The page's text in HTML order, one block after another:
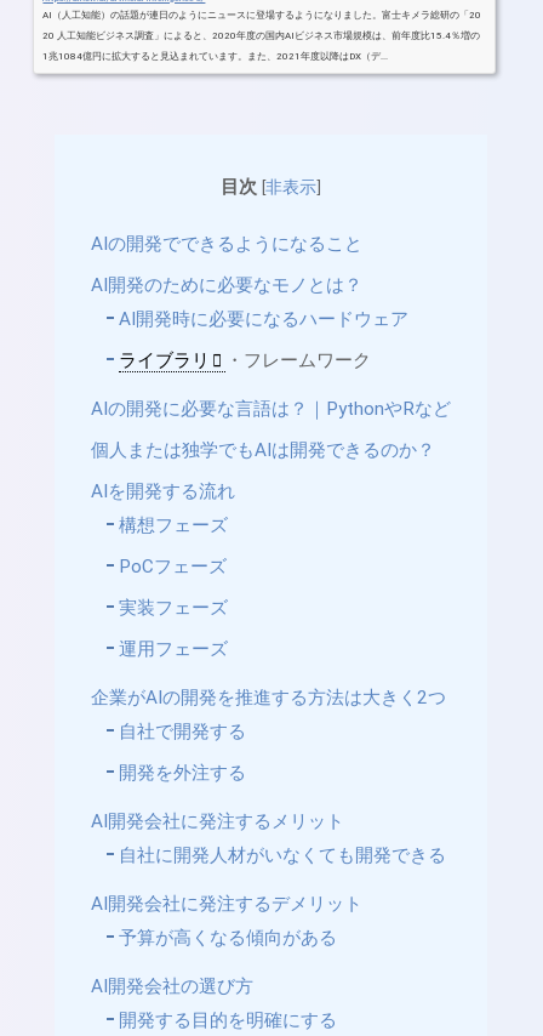
AI（人工知能）の話題が連日のようにニュースに登場するようになりました。富士キメラ総研の「20
20 人工知能ビジネス調査」によると、2020年度の国内AIビジネス市場規模は、前年度比15.4％増の
1兆1084億円に拡大すると見込まれています。また、2021年度以降はDX（デ...
目次 [非表示]
AIの開発でできるようになること
AI開発のために必要なモノとは？
AI開発時に必要になるハードウェア
ライブラリ
・フレームワーク
AIの開発に必要な言語は？｜PythonやRなど
個人または独学でもAIは開発できるのか？
AIを開発する流れ
構想フェーズ
PoCフェーズ
実装フェーズ
運用フェーズ
企業がAIの開発を推進する方法は大きく2つ
自社で開発する
開発を外注する
AI開発会社に発注するメリット
自社に開発人材がいなくても開発できる
AI開発会社に発注するデメリット
予算が高くなる傾向がある
AI開発会社の選び方
開発する目的を明確にする